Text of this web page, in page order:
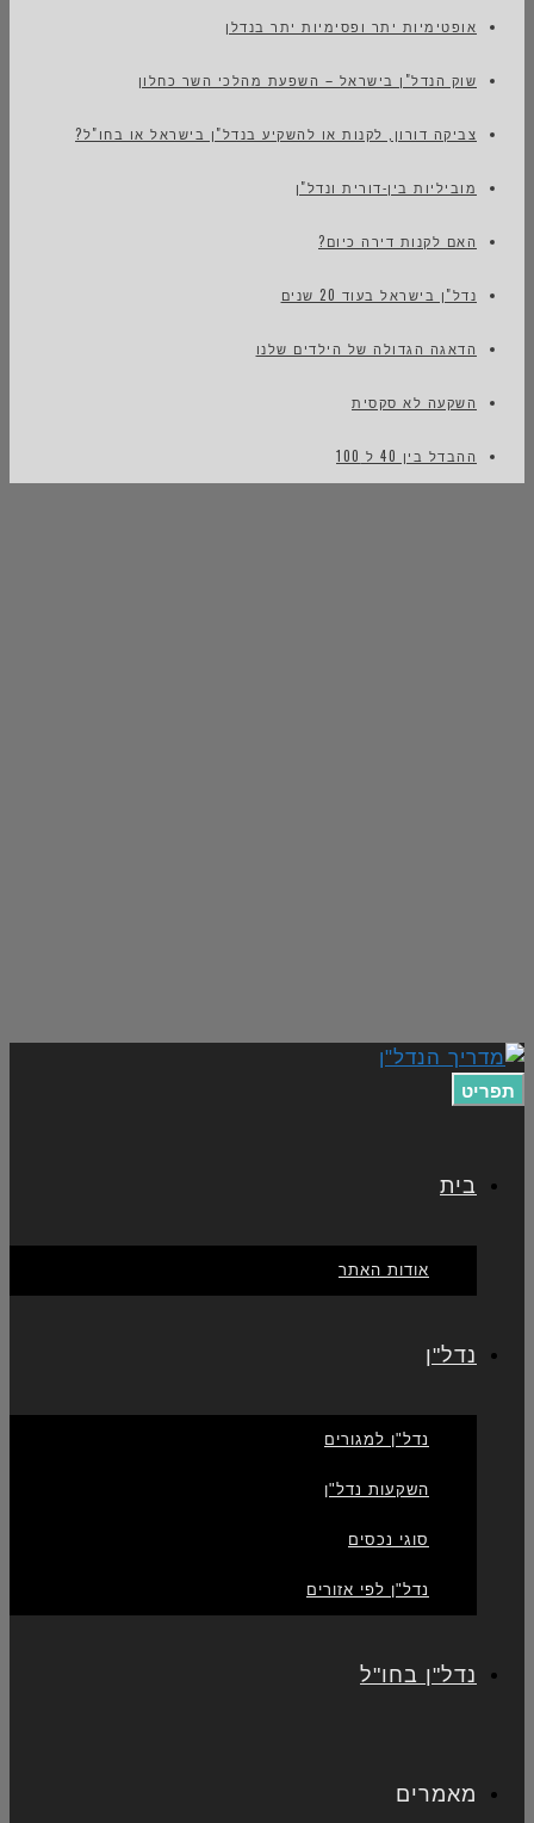
אופטימיות יתר ופסימיות יתר בנדלן
שוק הנדל"ן בישראל – השפעת מהלכי השר כחלון
צביקה דורון, לקנות או להשקיע בנדל"ן בישראל או בחו"ל?
מוביליות בין-דורית ונדל"ן
האם לקנות דירה כיום?
נדל"ן בישראל בעוד 20 שנים
הדאגה הגדולה של הילדים שלנו
השקעה לא סקסית
ההבדל בין 40 ל 100
תפריט
בית
אודות האתר
נדל"ן
נדל"ן למגורים
השקעות נדל"ן
סוגי נכסים
נדל"ן לפי אזורים
נדל"ן בחו"ל
מאמרים